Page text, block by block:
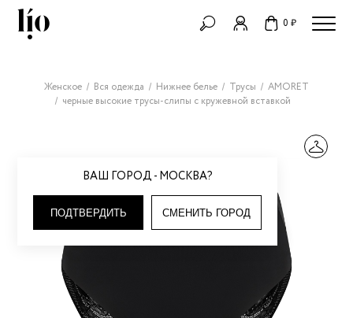
0 ₽
ВАШ ГОРОД - МОСКВА?
ПОДТВЕРДИТЬ СМЕНИТЬ ГОРОД
Женское Вся одежда Нижнее белье Трусы
AMORET
черные высокие трусы-слипы с кружевной вставкой